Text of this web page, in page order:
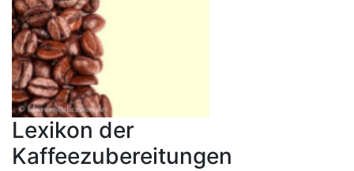
Lexikon der
Kaffeezubereitungen